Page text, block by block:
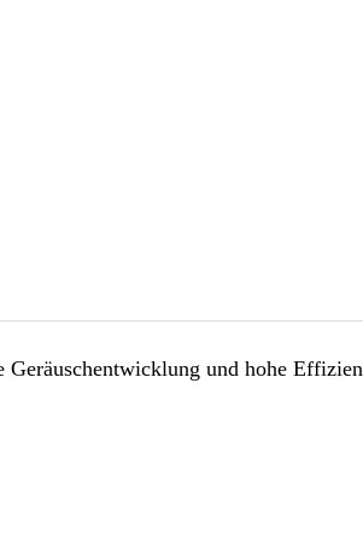
und hohe